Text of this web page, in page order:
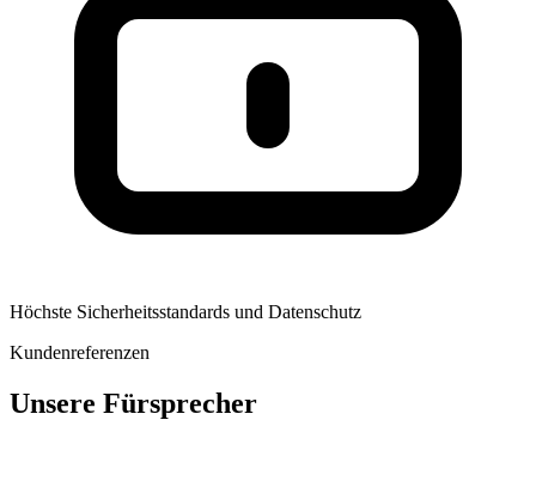
Höchste Sicherheitsstandards und Datenschutz
Kundenreferenzen
Unsere Fürsprecher